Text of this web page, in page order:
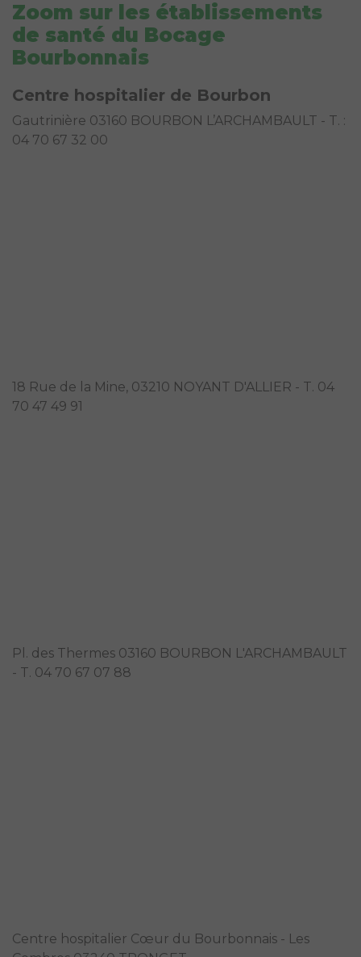
Zoom sur les établissements
de santé du Bocage
Bourbonnais
Centre hospitalier de Bourbon
Gautrinière 03160 BOURBON L’ARCHAMBAULT - T. :
04 70 67 32 00
18 Rue de la Mine, 03210 NOYANT D'ALLIER - T. 04
70 47 49 91
Pl. des Thermes 03160 BOURBON L'ARCHAMBAULT
- T. 04 70 67 07 88
Centre hospitalier Cœur du Bourbonnais - Les